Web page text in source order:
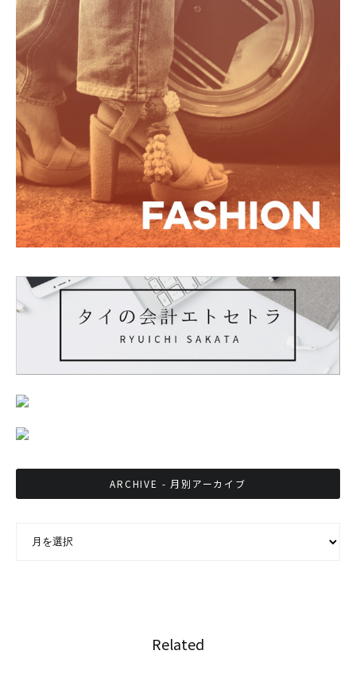
ARCHIVE - 月別アーカイブ
Related